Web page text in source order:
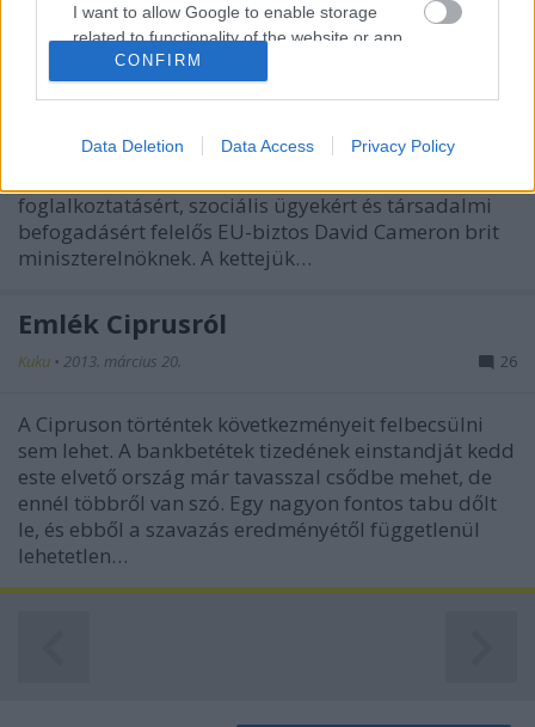
I want to allow Google to enable storage
related to functionality of the website or app.
I want to allow Google to enable storage
I want to allow Google to enable storage
related to security, including authentication
functionality and fraud prevention, and other
user protection.
CONFIRM
Data Deletion Data Access Privacy Policy
Cameronnak?
2014. január 07.
gazdaság növekedéséhez és javították növekedési
foglalkoztatásért, szociális ügyekért és társadalmi
befogadásért felelős EU-biztos David Cameron brit
miniszterelnöknek. A kettejük…
Emlék Ciprusról
Kuku • 2013. március 20. 26
A Cipruson történtek következményeit felbecsülni
sem lehet. A bankbetétek tizedének einstandját kedd
este elvető ország már tavasszal csődbe mehet, de
ennél többről van szó. Egy nagyon fontos tabu dőlt
le, és ebből a szavazás eredményétől függetlenül
lehetetlen…